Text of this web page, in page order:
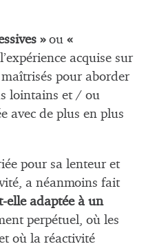
»ou «
acquise sur
pour aborder
lointains et / ou
avec de plus en plus
pour sa lenteur et
a néanmoins fait
elle adaptée à un
perpétuel, où les
où la réactivité